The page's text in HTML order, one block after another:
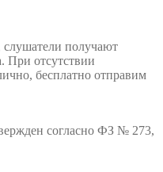
слушатели получают
При отсутствии
бесплатно отправим
согласно ФЗ № 273,